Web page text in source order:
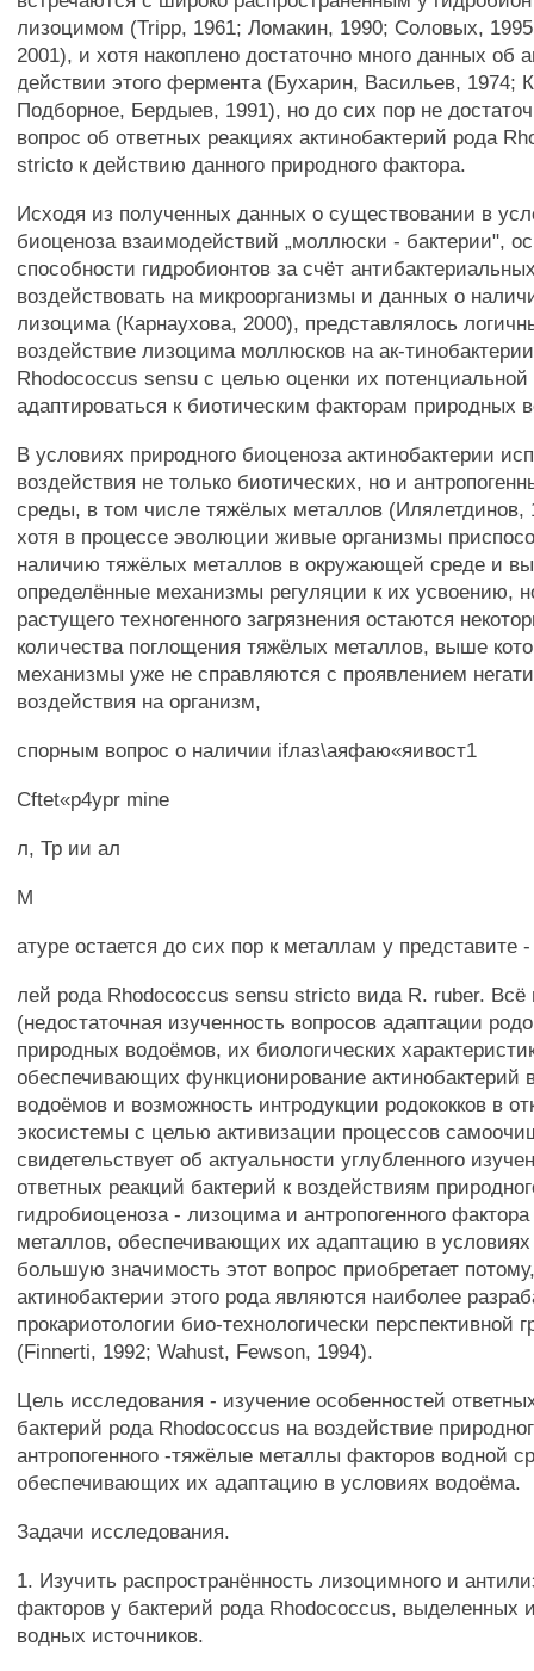
лизоцимом (Tripp, 1961; Ломакин, 1990; Соловых,
2001), и хотя накоплено достаточно много данных об
действии этого фермента (Бухарин, Васильев, 1974;
Подборное, Бердыев, 1991), но до сих пор не
вопрос об ответных реакциях актинобактерий рода
stricto к действию данного природного фактора.
Исходя из полученных данных о существовании в
биоценоза взаимодействий „моллюски - бактерии",
способности гидробионтов за счёт
воздействовать на микроорганизмы и данных о
лизоцима (Карнаухова, 2000), представлялось
воздействие лизоцима моллюсков на ак-
Rhodococcus sensu с целью оценки их потенциальной
адаптироваться к биотическим факторам природных
В условиях природного биоценоза актинобактерии
воздействия не только биотических, но и
среды, в том числе тяжёлых металлов (Илялетдинов,
хотя в процессе эволюции живые организмы
наличию тяжёлых металлов в окружающей среде и
определённые механизмы регуляции к их усвоению,
растущего техногенного загрязнения остаются
количества поглощения тяжёлых металлов, выше
механизмы уже не справляются с проявлением
воздействия на организм,
спорным вопрос о наличии ifлаз\аяфаю«яивост1
Cftet«p4ypr mine
л, Тр ии ал
М
атуре остается до сих пор к металлам у представите -
лей рода Rhodococcus sensu stricto вида R. ruber. Всё
(недостаточная изученность вопросов адаптации
природных водоёмов, их биологических
обеспечивающих функционирование актинобактерий
водоёмов и возможность интродукции родококков в
экосистемы с целью активизации процессов
свидетельствует об актуальности углубленного
ответных реакций бактерий к воздействиям
гидробиоценоза - лизоцима и антропогенного
металлов, обеспечивающих их адаптацию в
большую значимость этот вопрос приобретает
актинобактерии этого рода являются наиболее
прокариотологии био-технологически перспективной
(Finnerti, 1992; Wahust, Fewson, 1994).
Цель исследования - изучение особенностей
бактерий рода Rhodococcus на воздействие
антропогенного -тяжёлые металлы факторов водной
обеспечивающих их адаптацию в условиях водоёма.
Задачи исследования.
1. Изучить распространённость лизоцимного и
факторов у бактерий рода Rhodococcus, выделенных
водных источников.